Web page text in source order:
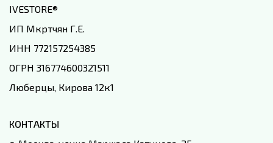
IVESTORE®
ИП Мкртчян Г.Е.
ИНН 772157254385
ОГРН 316774600321511
Люберцы, Кирова 12к1
КОНТАКТЫ